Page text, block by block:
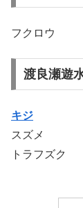
フクロウ
渡良瀬遊
キジ
スズメ
トラフズク